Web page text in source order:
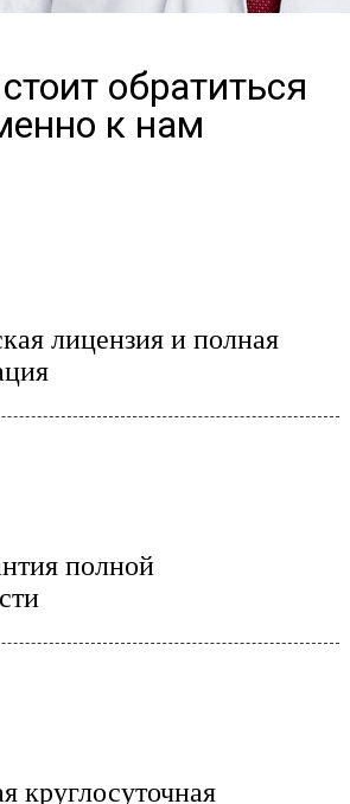
обратиться
к нам
лицензия и полная
полной
круглосуточная